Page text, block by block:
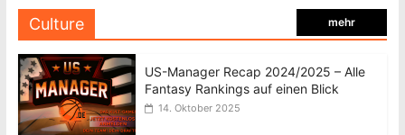
Culture mehr
US-Manager Recap 2024/2025 – Alle
Fantasy Rankings auf einen Blick
14. Oktober 2025